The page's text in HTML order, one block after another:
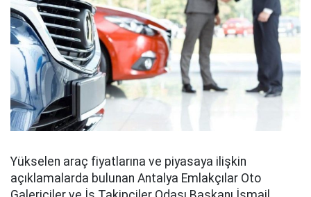
Yükselen araç fiyatlarına ve piyasaya ilişkin
açıklamalarda bulunan Antalya Emlakçılar Oto